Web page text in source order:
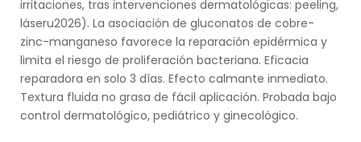
irritaciones, tras intervenciones dermatológicas: peeling,
láseru2026). La asociación de gluconatos de cobre-
zinc-manganeso favorece la reparación epidérmica y
limita el riesgo de proliferación bacteriana. Eficacia
reparadora en solo 3 días. Efecto calmante inmediato.
Textura fluida no grasa de fácil aplicación. Probada bajo
control dermatológico, pediátrico y ginecológico.